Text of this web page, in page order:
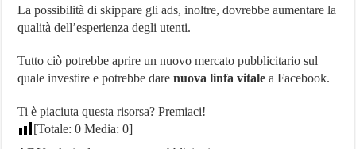
La possibilità di skippare gli ads, inoltre, dovrebbe aumentare la
qualità dell’esperienza degli utenti.
Tutto ciò potrebbe aprire un nuovo mercato pubblicitario sul
quale investire e potrebbe darenuova linfa vitale a Facebook.
Ti è piaciuta questa risorsa? Premiaci!
[Totale:0 Media:0]